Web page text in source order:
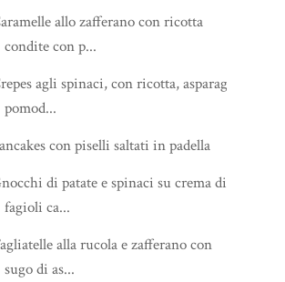
allo zafferano con ricotta
condite con p...
agli spinaci, con ricotta, asparagi e
pomod...
con piselli saltati in padella
di patate e spinaci su crema di
fagioli ca...
alla rucola e zafferano con
sugo di as...